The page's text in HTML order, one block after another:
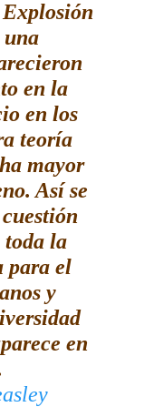
Explosión
una
en la
en los
teoría
mayor
Así se
la
para el
y
en